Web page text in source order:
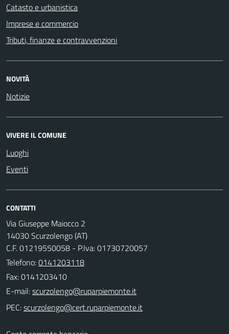
Catasto e urbanistica
Imprese e commercio
Tributi, finanze e contravvenzioni
NOVITÀ
Notizie
VIVERE IL COMUNE
Luoghi
Eventi
CONTATTI
Via Giuseppe Maiocco 2
14030 Scurzolengo (AT)
C.F. 01219550058 - P.Iva: 01730720057
Telefono:0141203118
Fax: 0141203410
E-mail:
PEC: